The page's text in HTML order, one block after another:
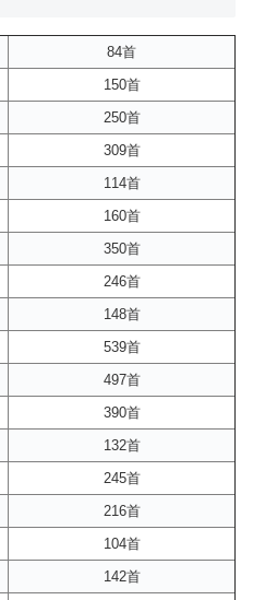
84首
150首
250首
309首
114首
160首
350首
246首
148首
539首
497首
390首
132首
245首
216首
104首
142首